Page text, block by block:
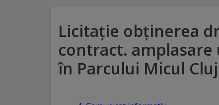
brand
înfrățite
Licitație obținerea
contract.
în Parcului Micul Cluj